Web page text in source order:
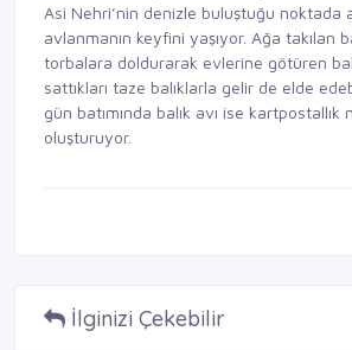
Asi Nehri’nin denizle buluştuğu noktada
avlanmanın keyfini yaşıyor. Ağa takılan
torbalara doldurarak evlerine götüren
sattıkları taze balıklarla gelir de elde
gün batımında balık avı ise kartpostallık
oluşturuyor.
İlginizi Çekebilir